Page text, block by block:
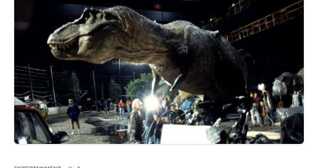
ทำหน้าที่เป็นหน่วยป้องกันภัยทางอากาศหลักในพื้นที่ภาคใต้
และมีบทบาทสำคัญในการเฝ้าระวังพื้นที่ทางทะเลอันดามัน
และอ่าวไทย